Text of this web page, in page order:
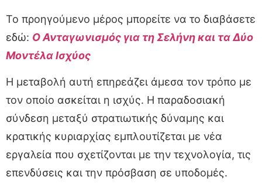
Το προηγούμενο μέρος μπορείτε να το διαβάσετε
εδώ: Ο Ανταγωνισμός για τη Σελήνη και τα Δύο
Μοντέλα Ισχύος
Η μεταβολή αυτή επηρεάζει άμεσα τον τρόπο με
τον οποίο ασκείται η ισχύς. Η παραδοσιακή
σύνδεση μεταξύ στρατιωτικής δύναμης και
κρατικής κυριαρχίας εμπλουτίζεται με νέα
εργαλεία που σχετίζονται με την τεχνολογία, τις
επενδύσεις και την πρόσβαση σε υποδομές.